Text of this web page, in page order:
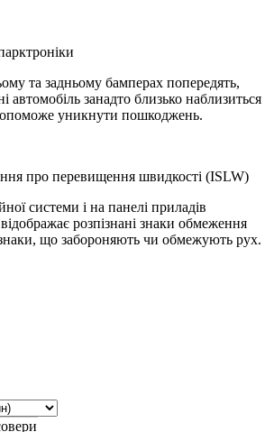
та задньому бамперах попередять,
автомобіль занадто близько наблизиться
уникнути пошкоджень.
про перевищення швидкості (ISLW)
системи і на панелі приладів
розпізнані знаки обмеження
що забороняють чи обмежують рух.